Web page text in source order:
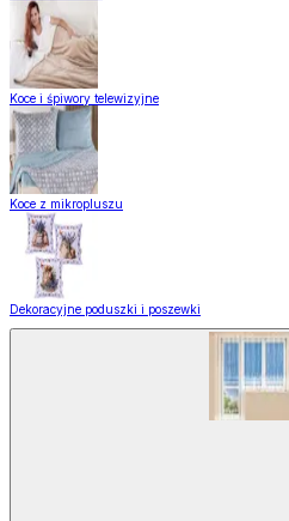
Koce i śpiwory telewizyjne
Koce z mikropluszu
Dekoracyjne poduszki i poszewki